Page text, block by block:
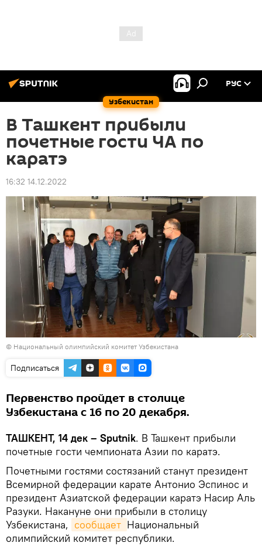
Узбекистан
РУС
В Ташкент прибыли
почетные гости ЧА по
каратэ
16:32 14.12.2022
© Национальный олимпийский комитет Узбекистана
Подписаться
Первенство пройдет в столице
Узбекистана с 16 по 20 декабря.
ТАШКЕНТ, 14 дек – Sputnik. В Ташкент прибыли
почетные гости чемпионата Азии по каратэ.
Почетными гостями состязаний станут президент
Всемирной федерации карате Антонио Эспинос и
президент Азиатской федерации каратэ Насир Аль
Разуки. Накануне они прибыли в столицу
Узбекистана, сообщает Национальный
олимпийский комитет республики.